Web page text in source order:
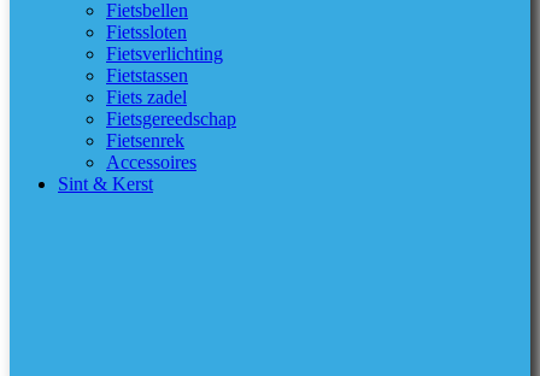
Fietsbellen
Fietssloten
Fietsverlichting
Fietstassen
Fiets zadel
Fietsgereedschap
Fietsenrek
Accessoires
Sint & Kerst